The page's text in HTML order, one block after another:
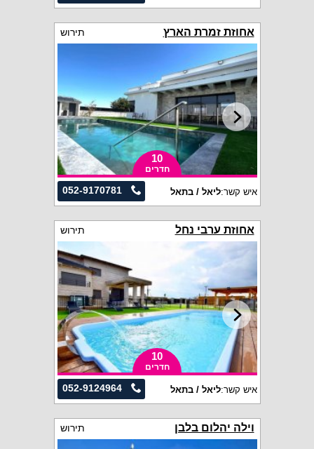
אחוזת זמרת הארץ תירוש
10
חדרים
052-9170781 איש קשר:ליאל / בתאל
אחוזת ערבי נחל תירוש
10
חדרים
052-9124964 איש קשר:ליאל / בתאל
וילה יהלום בלבן תירוש